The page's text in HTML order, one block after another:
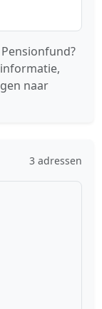
informatie,
naar
3 adressen